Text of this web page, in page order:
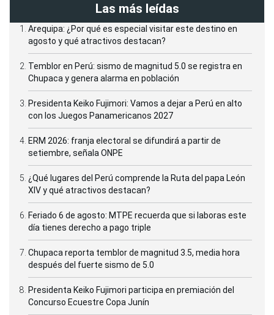
Las más leídas
Arequipa: ¿Por qué es especial visitar este destino en
agosto y qué atractivos destacan?
Temblor en Perú: sismo de magnitud 5.0 se registra en
Chupaca y genera alarma en población
Presidenta Keiko Fujimori: Vamos a dejar a Perú en alto
con los Juegos Panamericanos 2027
ERM 2026: franja electoral se difundirá a partir de
setiembre, señala ONPE
¿Qué lugares del Perú comprende la Ruta del papa León
XIV y qué atractivos destacan?
Feriado 6 de agosto: MTPE recuerda que si laboras este
día tienes derecho a pago triple
Chupaca reporta temblor de magnitud 3.5, media hora
después del fuerte sismo de 5.0
Presidenta Keiko Fujimori participa en premiación del
Concurso Ecuestre Copa Junín